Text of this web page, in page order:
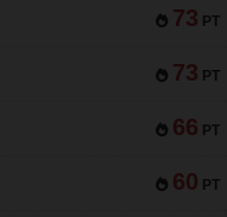
73 PT
73 PT
66 PT
60 PT